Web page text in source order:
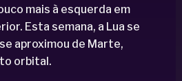
mais à esquerda em
Esta semana, a Lua se
aproximou de Marte,
orbital.